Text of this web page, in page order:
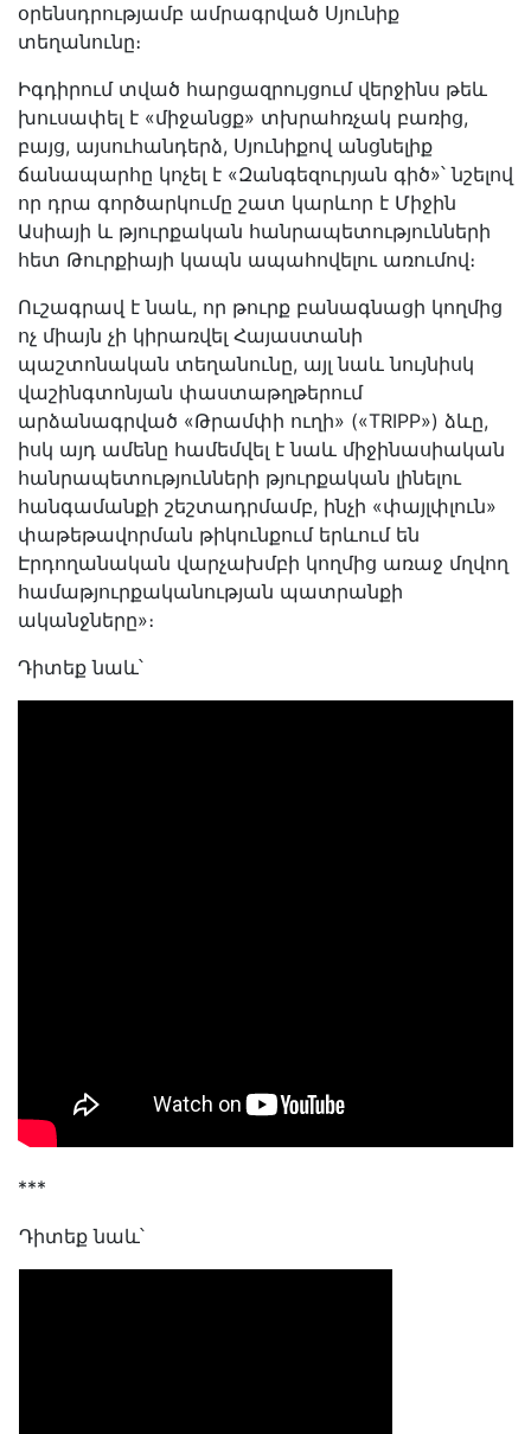
օրենսդրությամբ ամրագրված Սյունիք
տեղանունը։
Իգդիրում տված հարցազրույցում վերջինս թեև
խուսափել է «միջանցք» տխրահռչակ բառից,
բայց, այսուհանդերձ, Սյունիքով անցնելիք
ճանապարհը կոչել է «Զանգեզուրյան գիծ»՝ նշելով
որ դրա գործարկումը շատ կարևոր է Միջին
Ասիայի և թյուրքական հանրապետությունների
հետ Թուրքիայի կապն ապահովելու առումով։
Ուշագրավ է նաև, որ թուրք բանագնացի կողմից
ոչ միայն չի կիրառվել Հայաստանի
պաշտոնական տեղանունը, այլ նաև նույնիսկ
վաշինգտոնյան փաստաթղթերում
արձանագրված «Թրամփի ուղի» («TRIPP») ձևը,
իսկ այդ ամենը համեմվել է նաև միջինասիական
հանրապետությունների թյուրքական լինելու
հանգամանքի շեշտադրմամբ, ինչի «փայլփլուն»
փաթեթավորման թիկունքում երևում են
Էրդողանական վարչախմբի կողմից առաջ մղվող
համաթյուրքականության պատրանքի
ականջները»։
Դիտեք նաև՝
***
Դիտեք նաև՝